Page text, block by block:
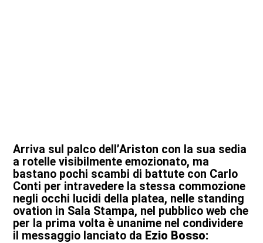
Arriva sul palco dell’Ariston con la sua sedia
a rotelle visibilmente emozionato, ma
bastano pochi scambi di battute con Carlo
Conti per intravedere la stessa commozione
negli occhi lucidi della platea, nelle standing
ovation in Sala Stampa, nel pubblico web che
per la prima volta è unanime nel condividere
il messaggio lanciato da Ezio Bosso: